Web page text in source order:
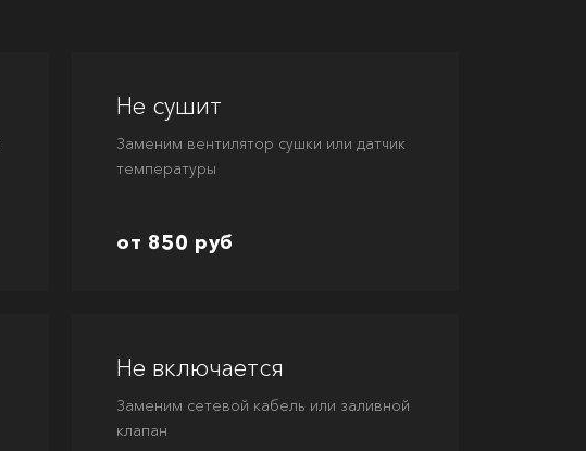
Не сушит
Заменим вентилятор сушки или датчик
температуры
от 850 руб
Не включается
Заменим сетевой кабель или заливной
клапан